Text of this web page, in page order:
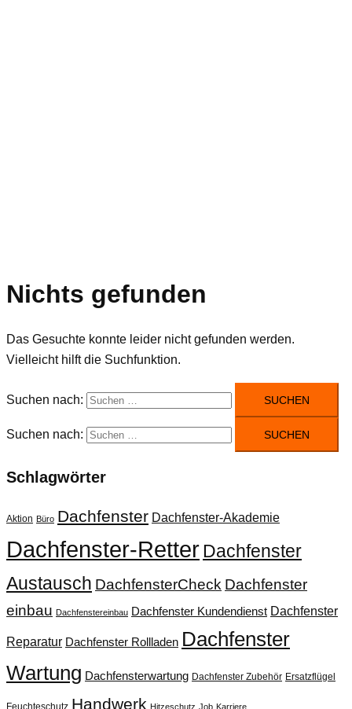
Nichts gefunden
Das Gesuchte konnte leider nicht gefunden werden.
Vielleicht hilft die Suchfunktion.
Suchen nach:
Suchen nach:
Schlagwörter
Aktion Büro Dachfenster Dachfenster-Akademie
Dachfenster-RetterDachfenster
Austausch DachfensterCheck Dachfenster
einbau Dachfenstereinbau Dachfenster Kundendienst Dachfenster
Reparatur Dachfenster Rollladen Dachfenster
Wartung Dachfensterwartung Dachfenster Zubehör Ersatzflügel
Feuchteschutz Handwerk Hitzeschutz Job Karriere